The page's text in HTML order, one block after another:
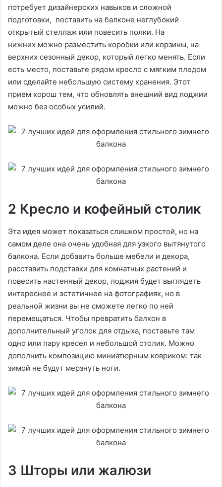
потребует дизайнерских навыков и сложной
подготовки, поставить на балконе неглубокий
открытый стеллаж или повесить полки. На
нижних можно разместить коробки или корзины, на
верхних сезонный декор, который легко менять. Если
есть место, поставьте рядом кресло с мягким пледом
или сделайте небольшую систему хранения. Этот
прием хорош тем, что обновлять внешний вид лоджии
можно без особых усилий.
2 Кресло и кофейный столик
Эта идея может показаться слишком простой, но на
самом деле она очень удобная для узкого вытянутого
балкона. Если добавить больше мебели и декора,
расставить подставки для комнатных растений и
повесить настенный декор, лоджия будет выглядеть
интереснее и эстетичнее на фотографиях, но в
реальной жизни вы не сможете легко по ней
перемещаться. Чтобы превратить балкон в
дополнительный уголок для отдыха, поставьте там
одно или пару кресел и небольшой столик. Можно
дополнить композицию миниатюрным ковриком: так
зимой не будут мерзнуть ноги.
3 Шторы или жалюзи